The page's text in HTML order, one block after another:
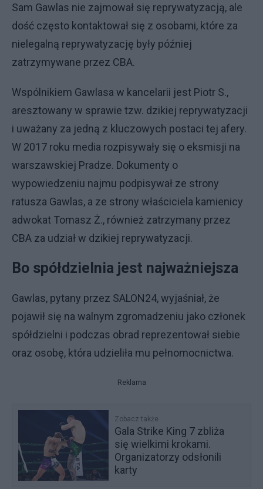
Sam Gawlas nie zajmował się reprywatyzacją, ale
dość często kontaktował się z osobami, które za
nielegalną reprywatyzację były później
zatrzymywane przez CBA.
Wspólnikiem Gawlasa w kancelarii jest Piotr S.,
aresztowany w sprawie tzw. dzikiej reprywatyzacji
i uważany za jedną z kluczowych postaci tej afery.
W 2017 roku media rozpisywały się o eksmisji na
warszawskiej Pradze. Dokumenty o
wypowiedzeniu najmu podpisywał ze strony
ratusza Gawlas, a ze strony właściciela kamienicy
adwokat Tomasz Ż., również zatrzymany przez
CBA za udział w dzikiej reprywatyzacji.
Bo spółdzielnia jest najważniejsza
Gawlas, pytany przez SALON24, wyjaśniał, że
pojawił się na walnym zgromadzeniu jako członek
spółdzielni i podczas obrad reprezentował siebie
oraz osobę, która udzieliła mu pełnomocnictwa.
Reklama
Zobacz także
Gala Strike King 7 zbliża
się wielkimi krokami.
Organizatorzy odsłonili
karty